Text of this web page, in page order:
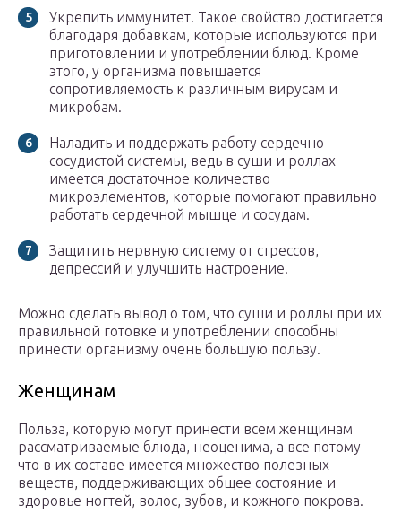
Укрепить иммунитет. Такое свойство достигается
благодаря добавкам, которые используются при
приготовлении и употреблении блюд. Кроме
этого, у организма повышается
сопротивляемость к различным вирусам и
микробам.
Наладить и поддержать работу сердечно-
сосудистой системы, ведь в суши и роллах
имеется достаточное количество
микроэлементов, которые помогают правильно
работать сердечной мышце и сосудам.
Защитить нервную систему от стрессов,
депрессий и улучшить настроение.
Можно сделать вывод о том, что суши и роллы при их
правильной готовке и употреблении способны
принести организму очень большую пользу.
Женщинам
Польза, которую могут принести всем женщинам
рассматриваемые блюда, неоценима, а все потому
что в их составе имеется множество полезных
веществ, поддерживающих общее состояние и
здоровье ногтей, волос, зубов, и кожного покрова.